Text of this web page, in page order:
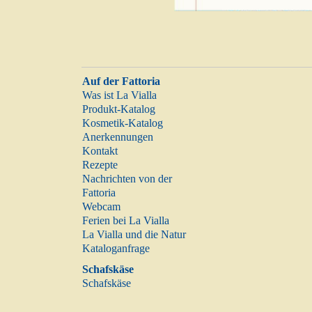
Auf der Fattoria
Was ist La Vialla
Produkt-Katalog
Kosmetik-Katalog
Anerkennungen
Kontakt
Rezepte
Nachrichten von der
Fattoria
Webcam
Ferien bei La Vialla
La Vialla und die Natur
Kataloganfrage
Schafskäse
Schafskäse